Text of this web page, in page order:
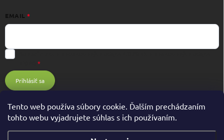
Tento web používa súbory cookie. Ďalším prechádzaním
tohto webu vyjadrujete súhlas s ich používaním.
EMAIL
Prihlásiť sa